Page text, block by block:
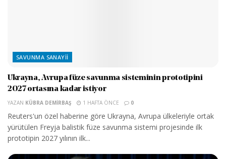
SAVUNMA SANAYII
Ukrayna, Avrupa füze savunma sisteminin prototipini
2027 ortasına kadar istiyor
YAZAN KÜBRA DEMIRBAŞ 1 HAFTA ÖNCE 0
Reuters'un özel haberine göre Ukrayna, Avrupa ülkeleriyle ortak
yürütülen Freyja balistik füze savunma sistemi projesinde ilk
prototipin 2027 yılının ilk...